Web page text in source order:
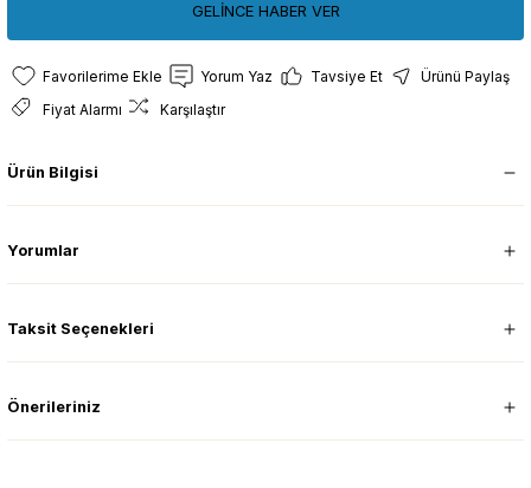
GELİNCE HABER VER
Yorum Yaz Tavsiye Et
Ürünü Paylaş
Fiyat Alarmı
Karşılaştır
Ürün Bilgisi
Yorumlar
Taksit Seçenekleri
Önerileriniz